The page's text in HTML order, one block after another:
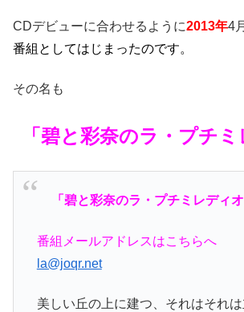
CDデビューに合わせるように2013年4
番組としてはじまったのです。
その名も
「碧と彩奈のラ・プチミ
「碧と彩奈のラ・プチミレディ
番組メールアドレスはこちらへ
la@joqr.net
美しい丘の上に建つ、それはそれ